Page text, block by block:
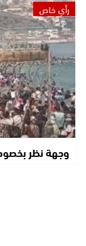
رأي خاص
وجهة نظر